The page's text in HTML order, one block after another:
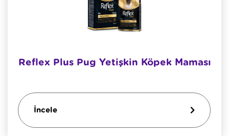
​reflex Plus Pug Yetişkin Köpek Maması
İncele